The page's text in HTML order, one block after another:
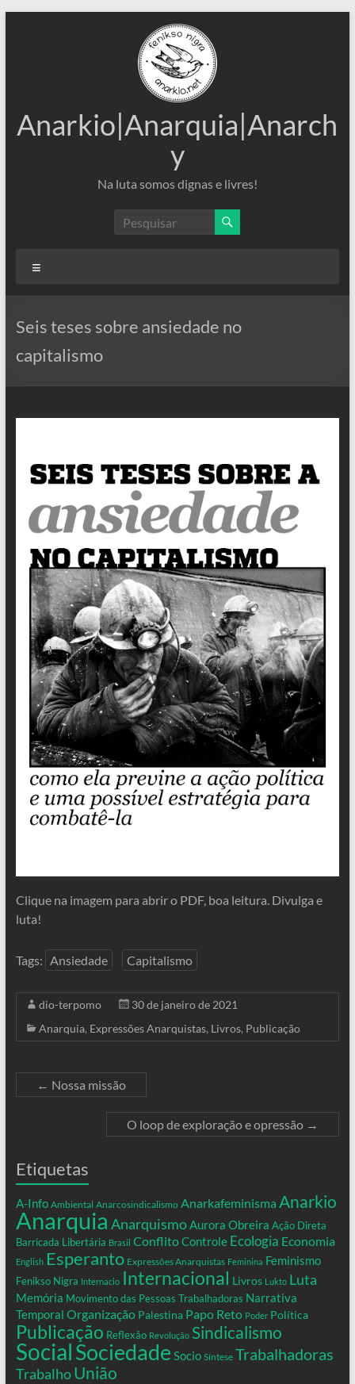
Anarkio|Anarquia|Anarch
y
Na luta somos dignas e livres!
Seis teses sobre ansiedade no
capitalismo
Clique na imagem para abrir o PDF, boa leitura. Divulga e
luta!
Tags: Ansiedade Capitalismo
dio-terpomo
30 de janeiro de 2021
Anarquia, Expressões Anarquistas, Livros, Publicação
← Nossa missão
O loop de exploração e opressão →
Etiquetas
A-Info Ambiental Anarcosindicalismo Anarkafeminisma Anarkio
Anarquia AnarquismoAurora Obreira Ação Direta
Barricada Libertária Brasil ConflitoControle Ecologia Economia
English Esperanto Expressões Anarquistas Feminina Feminismo
Fenikso Nigra Internacio Internacional Livros Lukto Luta
Memória Movimento das Pessoas Trabalhadoras Narrativa
Temporal Organização Palestina Papo Reto Poder Política
Publicação Reflexão Revolução Sindicalismo
SocialSociedade Socio Síntese Trabalhadoras
Trabalho União